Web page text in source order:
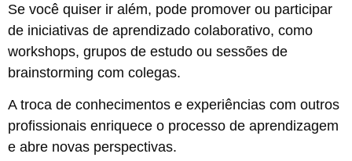
Se você quiser ir além, pode promover ou participar
de iniciativas de aprendizado colaborativo, como
workshops, grupos de estudo ou sessões de
brainstorming com colegas.
A troca de conhecimentos e experiências com outros
profissionais enriquece o processo de aprendizagem
e abre novas perspectivas.